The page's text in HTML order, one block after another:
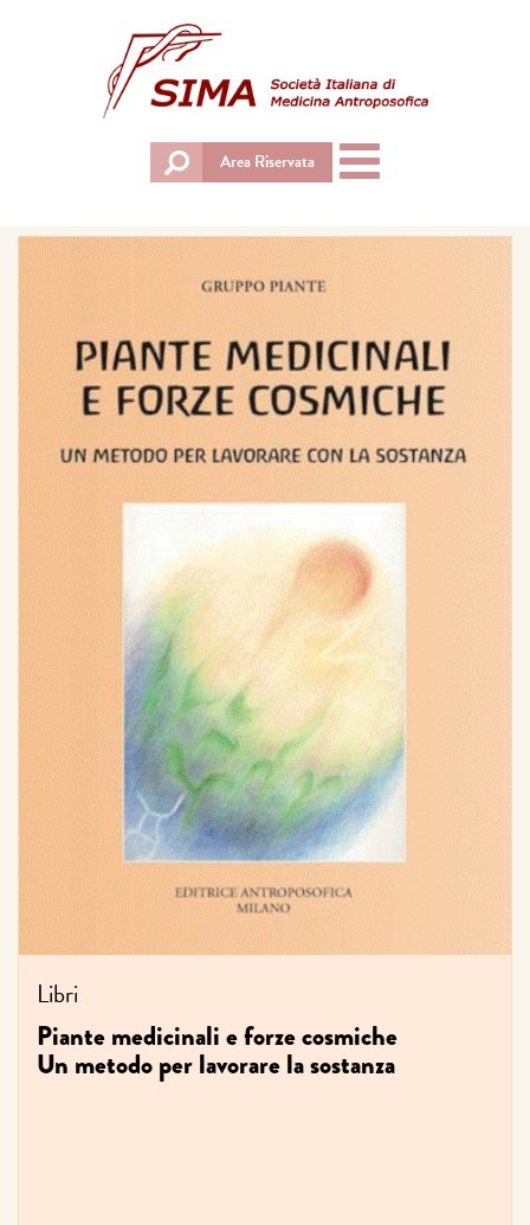
Area Riservata
Toggle
navigation
Libri
Piante medicinali e forze cosmiche
Un metodo per lavorare la sostanza